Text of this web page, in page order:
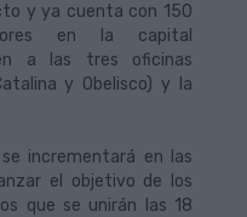
y ya cuenta con 150
en la capital
a las tres oficinas
y Obelisco) y la
incrementará en las
el objetivo de los
que se unirán las 18